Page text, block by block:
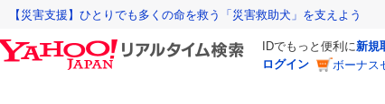
【災害支援】ひとりでも多くの命を救う「災害救助犬」を支えよう
IDでもっと便利に新規
ログイン
ボーナス